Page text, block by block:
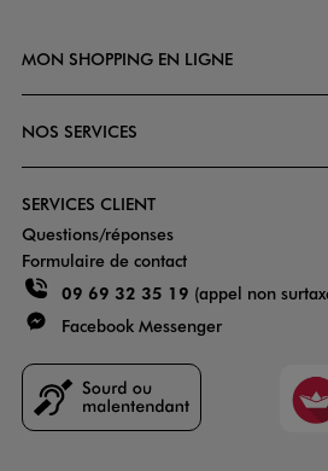
MON SHOPPING EN LIGNE
NOS SERVICES
SERVICES CLIENT
Questions/réponses
Formulaire de contact
09 69 32 35 19 (appel non
Facebook Messenger
Faciliti